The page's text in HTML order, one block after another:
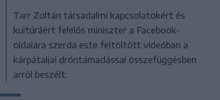
Tarr Zoltán társadalmi kapcsolatokért és
kultúráért felelős miniszter a Facebook-
oldalára szerda este feltöltött videóban a
kárpátaljai dróntámadással összefüggésben
arról beszélt: